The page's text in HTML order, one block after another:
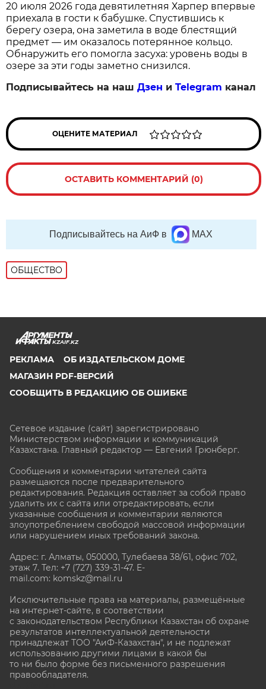
20 июля 2026 года девятилетняя Харпер впервые
приехала в гости к бабушке. Спустившись к
берегу озера, она заметила в воде блестящий
предмет — им оказалось потерянное кольцо.
Обнаружить его помогла засуха: уровень воды в
озере за эти годы заметно снизился.
Подписывайтесь на нашДзен иTelegram канал
ОЦЕНИТЕ МАТЕРИАЛ
ОСТАВИТЬ КОММЕНТАРИЙ (0)
Подписывайтесь на АиФ в MAX
ОБЩЕСТВО
KZAIF.KZ
РЕКЛАМА
ОБ ИЗДАТЕЛЬСКОМ ДОМЕ
МАГАЗИН PDF-ВЕРСИЙ
СООБЩИТЬ В РЕДАКЦИЮ ОБ ОШИБКЕ
Сетевое издание (сайт) зарегистрировано
Министерством информации и коммуникаций
Казахстана. Главный редактор — Евгений Грюнберг.
Сообщения и комментарии читателей сайта
размещаются после предварительного
редактирования. Редакция оставляет за собой право
удалить их с сайта или отредактировать, если
указанные сообщения и комментарии являются
злоупотреблением свободой массовой информации
или нарушением иных требований закона.
Адрес: г. Алматы, 050000, Тулебаева 38/61, офис 702,
этаж 7. Тел: +7 (727) 339-31-47. E-
mail.com: komskz@mail.ru
Исключительные права на материалы, размещённые
на интернет-сайте, в соответствии
с законодательством Республики Казахстан об охране
результатов интеллектуальной деятельности
принадлежат ТОО "АиФ-Казахстан", и не подлежат
использованию другими лицами в какой бы
то ни было форме без письменного разрешения
правообладателя.